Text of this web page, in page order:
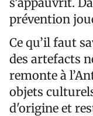
prévention
Ce qu’il faut
des artefacts
remonte à
objets
d'origine et